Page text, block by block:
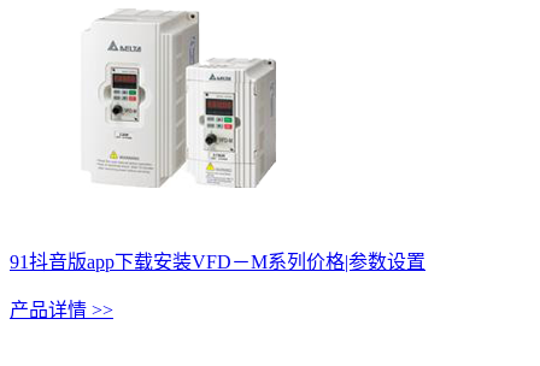
91抖音版app下载安装VFD－M系列价格|参数设置
产品详情 >>